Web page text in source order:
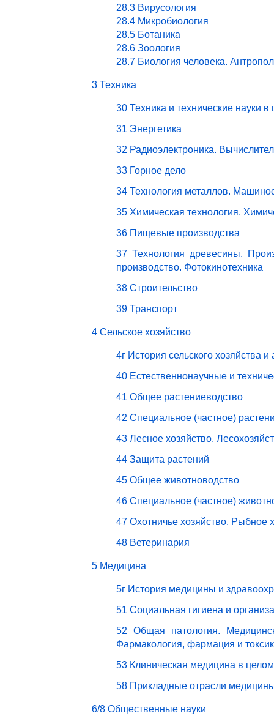
28.3 Вирусология
28.4 Микробиология
28.5 Ботаника
28.6 Зоология
28.7 Биология человека.
3 Техника
30 Техника и технические науки в
31 Энергетика
32 Радиоэлектроника.
33 Горное дело
34 Технология металлов.
35 Химическая технология.
36 Пищевые производства
37 Технология древесины.
производство. Фотокинотехника
38 Строительство
39 Транспорт
4 Сельское хозяйство
4г История сельского хозяйства
40 Естественнонаучные и
41 Общее растениеводство
42 Специальное (частное)
43 Лесное хозяйство.
44 Защита растений
45 Общее животноводство
46 Специальное (частное)
47 Охотничье хозяйство. Рыбное
48 Ветеринария
5 Медицина
5г История медицины и
51 Социальная гигиена и
52 Общая патология.
Фармакология, фармация и
53 Клиническая медицина в целом
58 Прикладные отрасли
6/8 Общественные науки